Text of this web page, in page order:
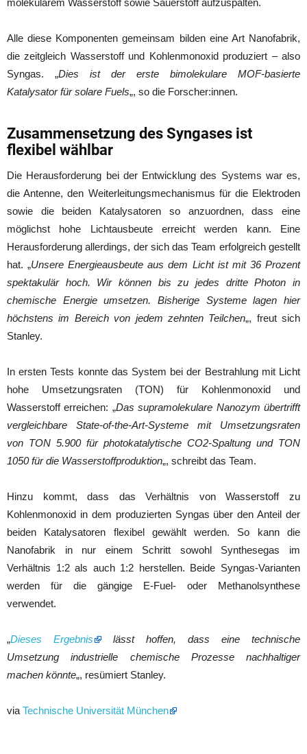
Alle diese Komponenten gemeinsam bilden eine Art Nanofabrik,
die zeitgleich Wasserstoff und Kohlenmonoxid produziert – also
Syngas. „Dies ist der erste bimolekulare MOF-basierte
Katalysator für solare Fuels„, so die Forscher:innen.
Zusammensetzung des Syngases ist
flexibel wählbar
Die Herausforderung bei der Entwicklung des Systems war es,
die Antenne, den Weiterleitungsmechanismus für die Elektroden
sowie die beiden Katalysatoren so anzuordnen, dass eine
möglichst hohe Lichtausbeute erreicht werden kann. Eine
Herausforderung allerdings, der sich das Team erfolgreich gestellt
hat. „Unsere Energieausbeute aus dem Licht ist mit 36 Prozent
spektakulär hoch. Wir können bis zu jedes dritte Photon in
chemische Energie umsetzen. Bisherige Systeme lagen hier
höchstens im Bereich von jedem zehnten Teilchen„, freut sich
Stanley.
In ersten Tests konnte das System bei der Bestrahlung mit Licht
hohe Umsetzungsraten (TON) für Kohlenmonoxid und
Wasserstoff erreichen: „Das supramolekulare Nanozym übertrifft
vergleichbare State-of-the-Art-Systeme mit Umsetzungsraten
von TON 5.900 für photokatalytische CO2-Spaltung und TON
1050 für die Wasserstoffproduktion„, schreibt das Team.
Hinzu kommt, dass das Verhältnis von Wasserstoff zu
Kohlenmonoxid in dem produzierten Syngas über den Anteil der
beiden Katalysatoren flexibel gewählt werden. So kann die
Nanofabrik in nur einem Schritt sowohl Synthesegas im
Verhältnis 1:2 als auch 1:2 herstellen. Beide Syngas-Varianten
werden für die gängige E-Fuel- oder Methanolsynthese
verwendet.
„Dieses Ergebnis
lässt hoffen, dass eine technische
Umsetzung industrielle chemische Prozesse nachhaltiger
machen könnte„, resümiert Stanley.
via Technische Universität München